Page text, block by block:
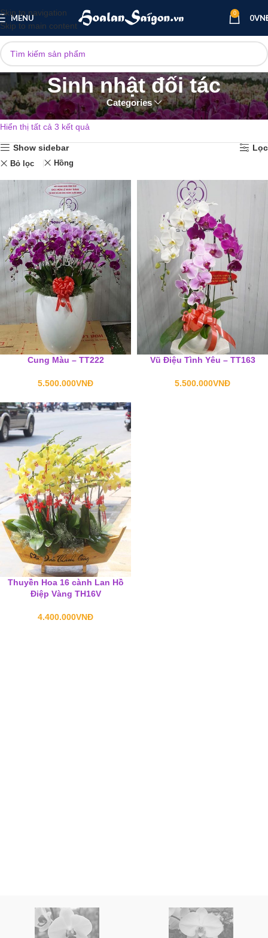
Skip to navigation
Skip to main content
MENU 0 0
Sinh nhật đối tác
Categories
Trang chủ Lan hồ điệp sinh nhật Sinh nhật đối tác
Hiển thị tất cả 3 kết quả
Show sidebar Lọc
Bỏ lọc Hồng
Cung Màu – TT222
5.500.000VNĐ
Vũ Điệu Tình Yêu – TT163
5.500.000VNĐ
Thuyền Hoa 16 cành Lan Hồ
Điệp Vàng TH16V
4.400.000VNĐ